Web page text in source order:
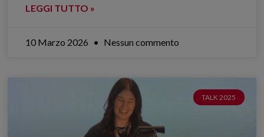
LEGGI TUTTO »
10 Marzo 2026 Nessun commento
TALK 2025